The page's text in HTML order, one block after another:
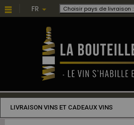
FR Choisir pays de livraison :
LIVRAISON VINS ET CADEAUX VINS